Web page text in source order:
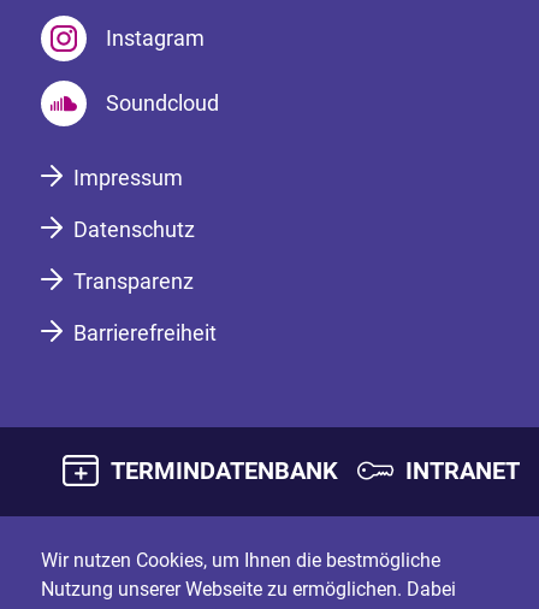
Instagram
Soundcloud
Impressum
Datenschutz
Transparenz
Barrierefreiheit
TERMINDATENBANK INTRANET
Wir nutzen Cookies, um Ihnen die bestmögliche
Nutzung unserer Webseite zu ermöglichen. Dabei